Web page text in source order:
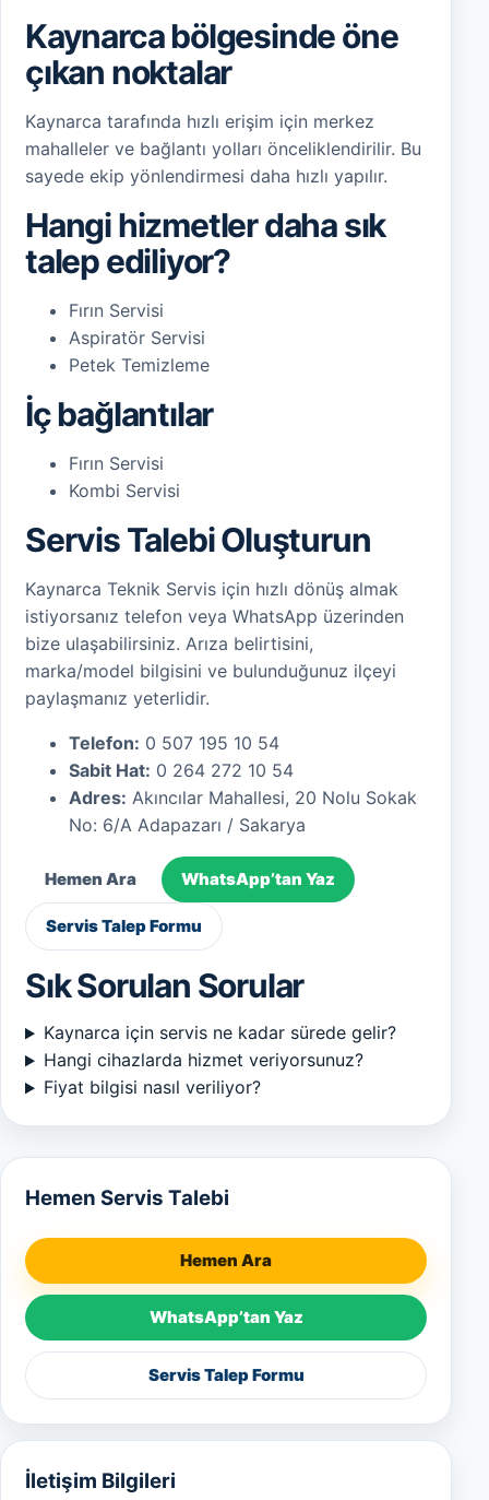
Kaynarca bölgesinde öne
çıkan noktalar
Kaynarca tarafında hızlı erişim için merkez
mahalleler ve bağlantı yolları önceliklendirilir. Bu
sayede ekip yönlendirmesi daha hızlı yapılır.
Hangi hizmetler daha sık
talep ediliyor?
Fırın Servisi
Aspiratör Servisi
Petek Temizleme
İç bağlantılar
Fırın Servisi
Kombi Servisi
Servis Talebi Oluşturun
Kaynarca Teknik Servis için hızlı dönüş almak
istiyorsanız telefon veya WhatsApp üzerinden
bize ulaşabilirsiniz. Arıza belirtisini,
marka/model bilgisini ve bulunduğunuz ilçeyi
paylaşmanız yeterlidir.
Telefon: 0 507 195 10 54
Sabit Hat: 0 264 272 10 54
Adres: Akıncılar Mahallesi, 20 Nolu Sokak
No: 6/A Adapazarı / Sakarya
Hemen Ara WhatsApp’tan Yaz
Servis Talep Formu
Sık Sorulan Sorular
Kaynarca için servis ne kadar sürede gelir?
Hangi cihazlarda hizmet veriyorsunuz?
Fiyat bilgisi nasıl veriliyor?
Hemen Servis Talebi
Hemen Ara
WhatsApp’tan Yaz
Servis Talep Formu
İletişim Bilgileri